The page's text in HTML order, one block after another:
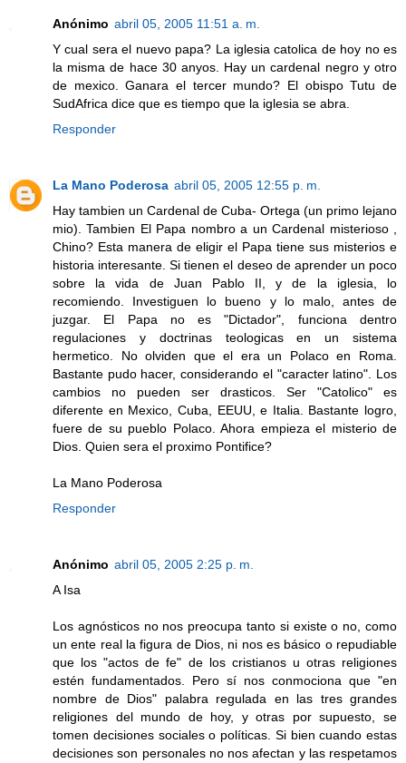
Anónimo abril 05, 2005 11:51 a. m.
Y cual sera el nuevo papa? La iglesia catolica de hoy no es
la misma de hace 30 anyos. Hay un cardenal negro y otro
de mexico. Ganara el tercer mundo? El obispo Tutu de
SudAfrica dice que es tiempo que la iglesia se abra.
Responder
La Mano Poderosa abril 05, 2005 12:55 p. m.
Hay tambien un Cardenal de Cuba- Ortega (un primo lejano
mio). Tambien El Papa nombro a un Cardenal misterioso ,
Chino? Esta manera de eligir el Papa tiene sus misterios e
historia interesante. Si tienen el deseo de aprender un poco
sobre la vida de Juan Pablo II, y de la iglesia, lo
recomiendo. Investiguen lo bueno y lo malo, antes de
juzgar. El Papa no es "Dictador", funciona dentro
regulaciones y doctrinas teologicas en un sistema
hermetico. No olviden que el era un Polaco en Roma.
Bastante pudo hacer, considerando el "caracter latino". Los
cambios no pueden ser drasticos. Ser "Catolico" es
diferente en Mexico, Cuba, EEUU, e Italia. Bastante logro,
fuere de su pueblo Polaco. Ahora empieza el misterio de
Dios. Quien sera el proximo Pontifice?
La Mano Poderosa
Responder
Anónimo abril 05, 2005 2:25 p. m.
A Isa
Los agnósticos no nos preocupa tanto si existe o no, como
un ente real la figura de Dios, ni nos es básico o repudiable
que los "actos de fe" de los cristianos u otras religiones
estén fundamentados. Pero sí nos conmociona que "en
nombre de Dios" palabra regulada en las tres grandes
religiones del mundo de hoy, y otras por supuesto, se
tomen decisiones sociales o políticas. Si bien cuando estas
decisiones son personales no nos afectan y las respetamos